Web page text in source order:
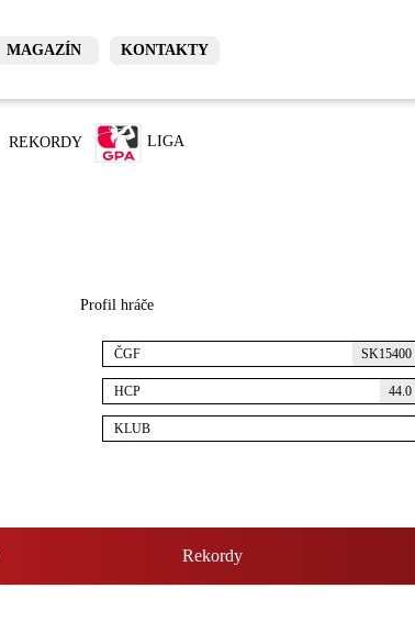
MAGAZÍN KONTAKTY
REKORDY LIGA
Profil hráče
ČGF SK15400
HCP 44.0
KLUB
Rekordy